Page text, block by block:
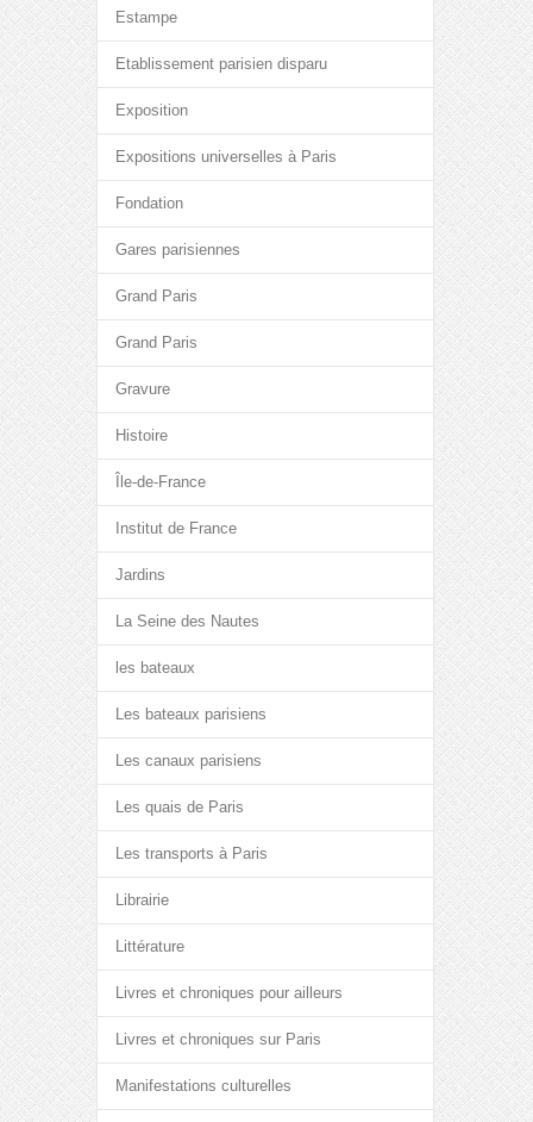
Estampe
Etablissement parisien disparu
Exposition
Expositions universelles à Paris
Fondation
Gares parisiennes
Grand Paris
Grand Paris
Gravure
Histoire
Île-de-France
Institut de France
Jardins
La Seine des Nautes
les bateaux
Les bateaux parisiens
Les canaux parisiens
Les quais de Paris
Les transports à Paris
Librairie
Littérature
Livres et chroniques pour ailleurs
Livres et chroniques sur Paris
Manifestations culturelles